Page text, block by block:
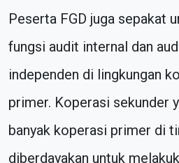
Peserta FGD juga sepakat
fungsi audit internal dan
independen di lingkungan
primer. Koperasi sekunder
banyak koperasi primer di
diberdayakan untuk